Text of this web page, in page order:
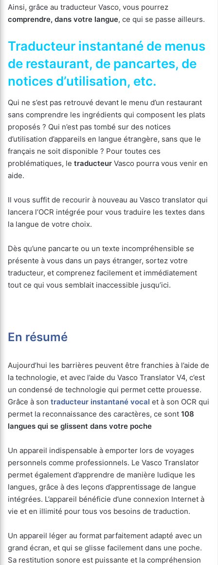
Ainsi, grâce au traducteur Vasco, vous pourrez
comprendre, dans votre langue, ce qui se passe ailleurs.
Traducteur instantané de menus
de restaurant, de pancartes, de
notices d’utilisation, etc.
Qui ne s’est pas retrouvé devant le menu d’un restaurant
sans comprendre les ingrédients qui composent les plats
proposés ? Qui n’est pas tombé sur des notices
d’utilisation d’appareils en langue étrangère, sans que le
français ne soit disponible ? Pour toutes ces
problématiques, le traducteur Vasco pourra vous venir en
aide.
Il vous suffit de recourir à nouveau au Vasco translator qui
lancera l’OCR intégrée pour vous traduire les textes dans
la langue de votre choix.
Dès qu’une pancarte ou un texte incompréhensible se
présente à vous dans un pays étranger, sortez votre
traducteur, et comprenez facilement et immédiatement
tout ce qui vous semblait inaccessible jusqu’ici.
En résumé
Aujourd’hui les barrières peuvent être franchies à l’aide de
la technologie, et avec l’aide du Vasco Translator V4, c’est
un condensé de technologie qui permet cette prouesse.
Grâce à son traducteur instantané vocal et à son OCR qui
permet la reconnaissance des caractères, ce sont 108
langues qui se glissent dans votre poche
Un appareil indispensable à emporter lors de voyages
personnels comme professionnels. Le Vasco Translator
permet également d’apprendre de manière ludique les
langues, grâce à des leçons d’apprentissage de langue
intégrées. L’appareil bénéficie d’une connexion Internet à
vie et en illimité pour tous vos besoins de traduction.
Un appareil léger au format parfaitement adapté avec un
grand écran, et qui se glisse facilement dans une poche.
Sa restitution sonore est puissante et la compréhension